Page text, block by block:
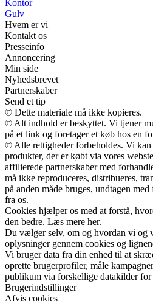
Kontor
Gulv
Hvem er vi
Kontakt os
Presseinfo
Annoncering
Min side
Nyhedsbrevet
Partnerskaber
Send et tip
© Dette materiale må ikke kopieres.
© Alt indhold er beskyttet. Vi tjener
på et link og foretager et køb hos en
© Alle rettigheder forbeholdes. Vi kan
produkter, der er købt via vores
affilierede partnerskaber med
må ikke reproduceres, distribueres,
på anden måde bruges, undtagen
fra os.
Cookies hjælper os med at forstå,
den bedre. Læs mere her.
Du vælger selv, om og hvordan vi og
oplysninger gennem cookies og
Vi bruger data fra din enhed til at
oprette brugerprofiler, måle
publikum via forskellige datakilder for
Brugerindstillinger
Afvis cookies